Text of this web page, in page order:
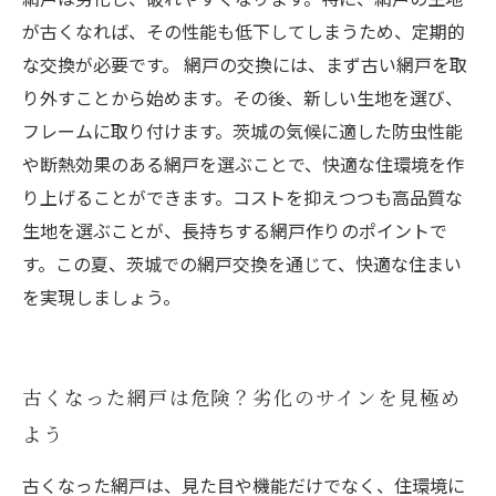
が古くなれば、その性能も低下してしまうため、定期的
な交換が必要です。 網戸の交換には、まず古い網戸を取
り外すことから始めます。その後、新しい生地を選び、
フレームに取り付けます。茨城の気候に適した防虫性能
や断熱効果のある網戸を選ぶことで、快適な住環境を作
り上げることができます。コストを抑えつつも高品質な
生地を選ぶことが、長持ちする網戸作りのポイントで
す。この夏、茨城での網戸交換を通じて、快適な住まい
を実現しましょう。
古くなった網戸は危険？劣化のサインを見極め
よう
古くなった網戸は、見た目や機能だけでなく、住環境に